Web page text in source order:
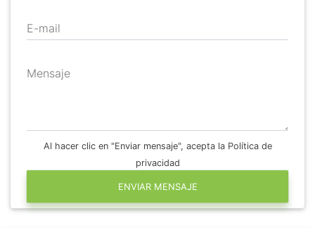
E-mail
Mensaje
Al hacer clic en "Enviar mensaje", acepta la Política de
privacidad
ENVIAR MENSAJE